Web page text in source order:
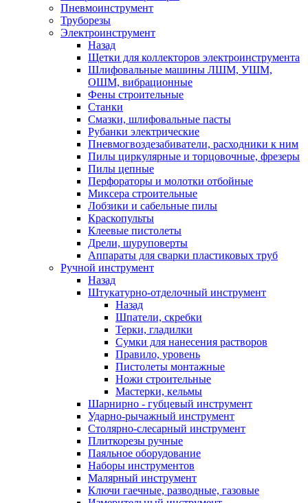
Пневмоинструмент
Труборезы
Электроинструмент
Назад
Щетки для коллекторов электроинструмента
Шлифовальные машины ЛШМ, УШМ,
ОШМ, вибрационные
Фены строительные
Станки
Смазки, шлифовальные пасты
Рубанки электрические
Пневмогвоздезабиватели, расходники к ним
Пилы циркулярные и торцовочные, фрезеры
Пилы цепные
Перфораторы и молотки отбойные
Миксера строительные
Лобзики и сабельные пилы
Краскопульты
Клеевые пистолеты
Дрели, шуруповерты
Аппараты для сварки пластиковых труб
Ручной инструмент
Назад
Штукатурно-отделочный инструмент
Назад
Шпатели, скребки
Терки, гладилки
Сумки для нанесения растворов
Правило, уровень
Пистолеты монтажные
Ножи строительные
Мастерки, кельмы
Шарнирно - губцевый инструмент
Ударно-рычажный инструмент
Столярно-слесарный инструмент
Плиткорезы ручные
Паяльное оборудование
Наборы инструментов
Малярный инструмент
Ключи гаечные, разводные, газовые